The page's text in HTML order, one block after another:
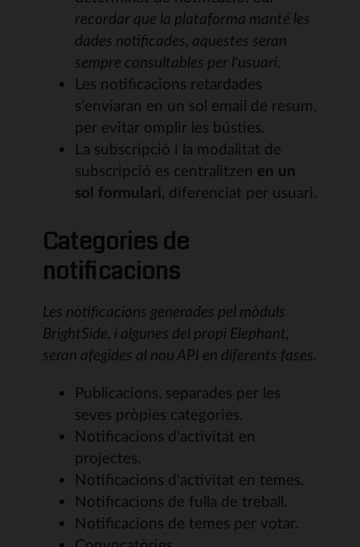
recordar que la plataforma manté les
dades notificades, aquestes seran
sempre consultables per l'usuari.
Les notificacions retardades
s'enviaran en un sol email de resum,
per evitar omplir les bústies.
La subscripció i la modalitat de
subscripció es centralitzen en un
sol formulari, diferenciat per usuari.
Categories de
notificacions
Les notificacions generades pel mòduls
BrightSide, i algunes del propi Elephant,
seran afegides al nou API en diferents fases.
Publicacions, separades per les
seves pròpies categories.
Notificacions d'activitat en
projectes.
Notificacions d'activitat en temes.
Notificacions de fulla de treball.
Notificacions de temes per votar.